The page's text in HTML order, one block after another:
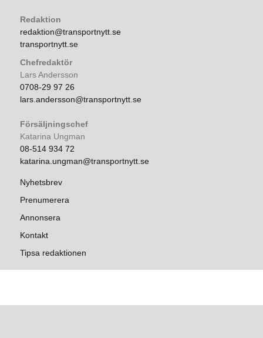
Redaktion
redaktion@transportnytt.se
transportnytt.se
Chefredaktör
Lars Andersson
0708-29 97 26
lars.andersson@transportnytt.se
Försäljningschef
Katarina Ungman
08-514 934 72
katarina.ungman@transportnytt.se
Nyhetsbrev
Prenumerera
Annonsera
Kontakt
Tipsa redaktionen